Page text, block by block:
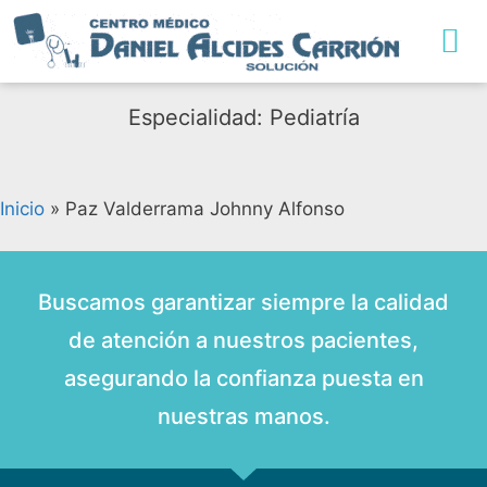
Especialidad: Pediatría
Inicio » Paz Valderrama Johnny Alfonso
Buscamos garantizar siempre la calidad
de atención a nuestros pacientes,
asegurando la confianza puesta en
nuestras manos.